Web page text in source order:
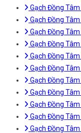
Gạch Đồng
Gạch Đồng
Gạch Đồng
Gạch Đồng
Gạch Đồng
Gạch Đồng
Gạch Đồng
Gạch Đồng
Gạch Đồng
Gạch Đồng
Gạch Đồng